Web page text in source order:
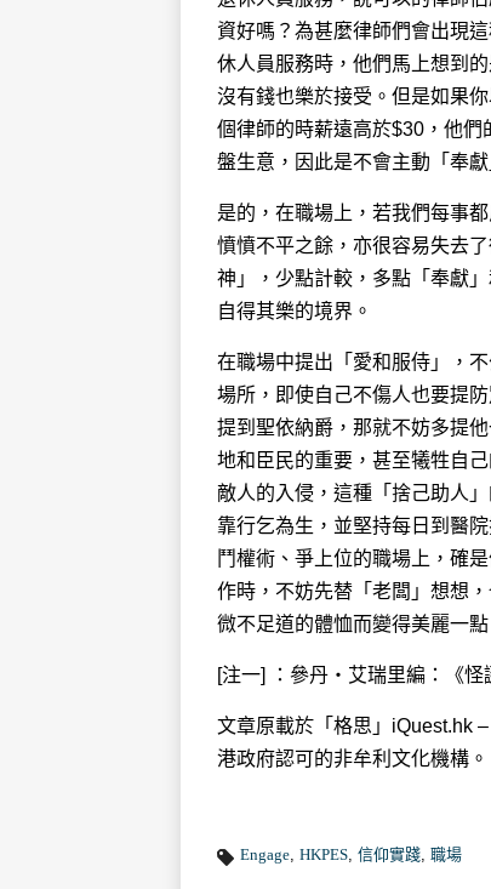
資好嗎？為甚麼律師們會出現
休人員服務時，他們馬上想到
沒有錢也樂於接受。但是如果
個律師的時薪遠高於$30，他
盤生意，因此是不會主動「奉
是的，在職場上，若我們每事
憤憤不平之餘，亦很容易失去
神」，少點計較，多點「奉獻
自得其樂的境界。
在職場中提出「愛和服侍」，
場所，即使自己不傷人也要提
提到聖依納爵，那就不妨多提
地和臣民的重要，甚至犧牲自
敵人的入侵，這種「捨己助人
靠行乞為生，並堅持每日到醫
鬥權術、爭上位的職場上，確
作時，不妨先替「老闆」想想
微不足道的體恤而變得美麗一點
[注一] ：參丹‧艾瑞里編：《怪
文章原載於「格思」iQuest.hk
港政府認可的非牟利文化機構。
Engage ,HKPES ,信仰實踐 ,職場